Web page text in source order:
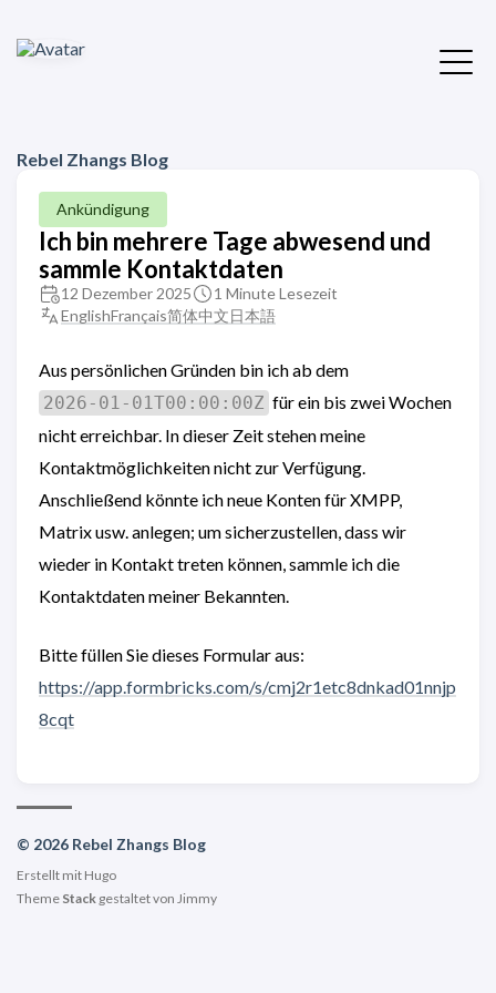
Rebel Zhangs Blog
Ankündigung
Ich bin mehrere Tage abwesend und
sammle Kontaktdaten
12 Dezember 2025
1 Minute Lesezeit
EnglishFrançais简体中文日本語
Aus persönlichen Gründen bin ich ab dem
2026‑01‑01T00:00:00Z für ein bis zwei Wochen
nicht erreichbar. In dieser Zeit stehen meine
Kontaktmöglichkeiten nicht zur Verfügung.
Anschließend könnte ich neue Konten für XMPP,
Matrix usw. anlegen; um sicherzustellen, dass wir
wieder in Kontakt treten können, sammle ich die
Kontaktdaten meiner Bekannten.
Bitte füllen Sie dieses Formular aus:
https://app.formbricks.com/s/cmj2r1etc8dnkad01nnjp
8cqt
© 2026 Rebel Zhangs Blog
Erstellt mit Hugo
Theme Stack gestaltet von Jimmy